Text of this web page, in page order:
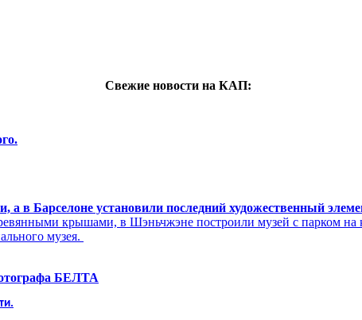
Свежие новости на КАП:
а в Барселоне установили последний художественный
крышами, в Шэньчжэне построили музей с парком
музея.
БЕЛТА